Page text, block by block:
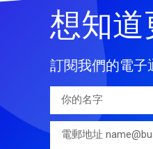
想知道
訂閱我們的電子